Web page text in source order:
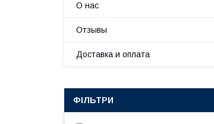
О нас
Отзывы
Доставка и оплата
ФІЛЬТРИ